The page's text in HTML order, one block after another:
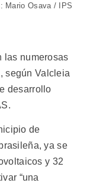
Mario Osava / IPS
las numerosas
según Valcleia
desarrollo
de
ya se
y 32
“una